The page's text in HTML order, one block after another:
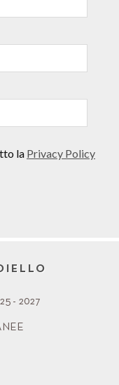
la Privacy Policy
- 2027